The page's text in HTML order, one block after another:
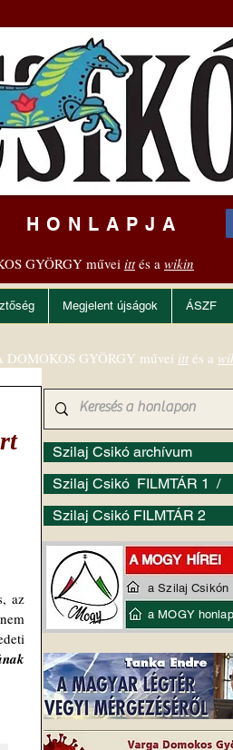
HONLAPJA
GYÖRGY művei ittés a wikin
Megjelent újságok ÁSZF
az
Szilaj Csikó archívum
Szilaj Csikó FILMTÁR 1 /
Szilaj Csikó FILMTÁR 2
DOMOKOS GYÖRGY művei itt és a
a Szilaj Csikón
a MOGY